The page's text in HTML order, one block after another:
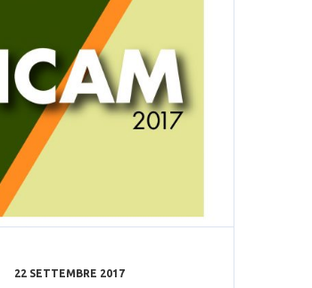
22 SETTEMBRE 2017